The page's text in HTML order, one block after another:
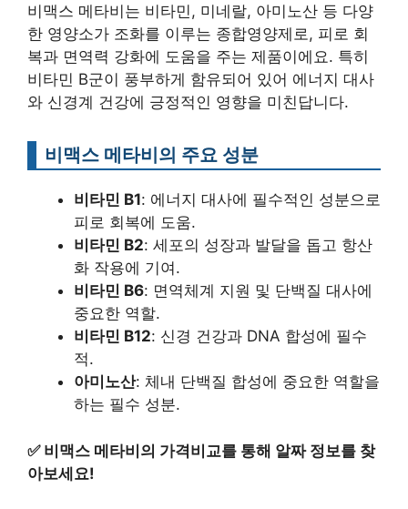
비맥스 메타비는 비타민, 미네랄, 아미노산 등 다양
한 영양소가 조화를 이루는 종합영양제로, 피로 회
복과 면역력 강화에 도움을 주는 제품이에요. 특히
비타민 B군이 풍부하게 함유되어 있어 에너지 대사
와 신경계 건강에 긍정적인 영향을 미친답니다.
비맥스 메타비의 주요 성분
비타민 B1: 에너지 대사에 필수적인 성분으로
피로 회복에 도움.
비타민 B2: 세포의 성장과 발달을 돕고 항산
화 작용에 기여.
비타민 B6: 면역체계 지원 및 단백질 대사에
중요한 역할.
비타민 B12: 신경 건강과 DNA 합성에 필수
적.
아미노산: 체내 단백질 합성에 중요한 역할을
하는 필수 성분.
✅ 비맥스 메타비의 가격비교를 통해 알짜 정보를 찾
아보세요!